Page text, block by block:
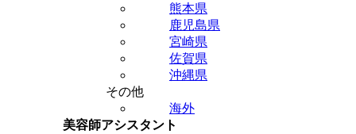
熊本県
鹿児島県
宮崎県
佐賀県
沖縄県
その他
海外
美容師アシスタント